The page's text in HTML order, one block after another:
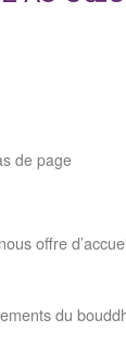
de page
offre
du